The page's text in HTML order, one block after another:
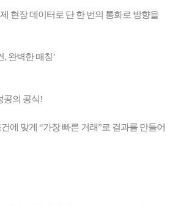
현장 데이터로 단 한 번의 통화로 방향을
, 완벽한 매칭’
공의 공식!
에 맞게 “가장 빠른 거래”로 결과를 만들어